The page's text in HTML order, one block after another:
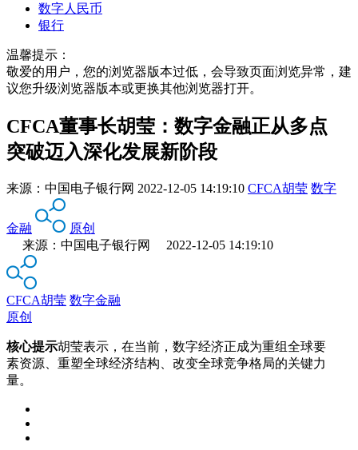
数字人民币
银行
温馨提示：
敬爱的用户，您的浏览器版本过低，会导致页面浏览异常，建
议您升级浏览器版本或更换其他浏览器打开。
CFCA董事长胡莹：数字金融正从多点
突破迈入深化发展新阶段
来源： 中国电子银行网 2022-12-05 14:19:10 CFCA胡莹 数字
金融
原创
来源：中国电子银行网 2022-12-05 14:19:10
CFCA胡莹 数字金融
原创
核心提示胡莹表示，在当前，数字经济正成为重组全球要
素资源、重塑全球经济结构、改变全球竞争格局的关键力
量。